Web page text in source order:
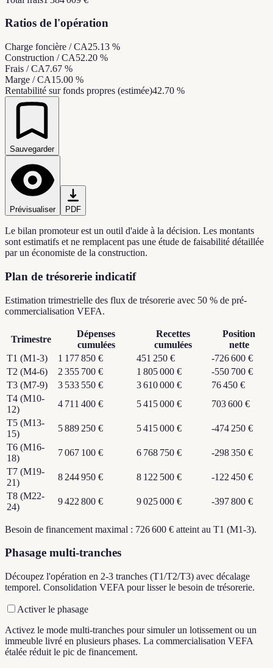
Ratios de l'opération
Charge foncière / CA25.13 %
Construction / CA52.20 %
Frais / CA7.67 %
Marge / CA15.00 %
Rentabilité sur fonds propres (estimée)42.70 %
Sauvegarder
Prévisualiser PDF
Le bilan promoteur est un outil d'aide à la décision. Les montants
sont estimatifs et ne remplacent pas une étude de faisabilité détaillée
par un économiste de la construction.
Plan de trésorerie indicatif
Estimation trimestrielle des flux de trésorerie avec 50 % de pré-
commercialisation VEFA.
Trimestre
Dépenses
cumulées
Recettes
cumulées
Position
nette
T1 (M1-3)
1 177 850 € 451 250 €
-726 600 €
T2 (M4-6)
2 355 700 € 1 805 000 €
-550 700 €
T3 (M7-9)
3 533 550 € 3 610 000 €
76 450 €
T4 (M10-
12)
4 711 400 € 5 415 000 €
703 600 €
T5 (M13-
15)
5 889 250 € 5 415 000 €
-474 250 €
T6 (M16-
18)
7 067 100 € 6 768 750 €
-298 350 €
T7 (M19-
21)
8 244 950 € 8 122 500 €
-122 450 €
T8 (M22-
24)
9 422 800 € 9 025 000 € -397 800 €
Besoin de financement maximal : 726 600 € atteint au T1 (M1-3).
Phasage multi-tranches
Découpez l'opération en 2-3 tranches (T1/T2/T3) avec décalage
temporel. Consolidation VEFA pour lisser le besoin de trésorerie.
Activer le phasage
Activez le mode multi-tranches pour simuler un lotissement ou un
immeuble livré en plusieurs phases. La commercialisation VEFA
étalée réduit le pic de financement.